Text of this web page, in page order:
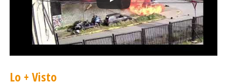
Lo + Visto